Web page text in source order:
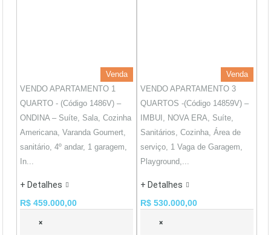
Venda
VENDO APARTAMENTO 1
QUARTO - (Código 1486V) –
ONDINA – Suíte, Sala, Cozinha
Americana, Varanda Goumert,
sanitário, 4º andar, 1 garagem,
In...
+ Detalhes
R$ 459.000,00
×
Venda
VENDO APARTAMENTO 3
QUARTOS -(Código 14859V) –
IMBUI, NOVA ERA, Suíte,
Sanitários, Cozinha, Área de
serviço, 1 Vaga de Garagem,
Playground,...
+ Detalhes
R$ 530.000,00
×